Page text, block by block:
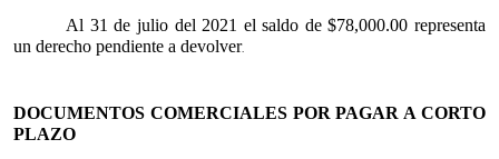
Al 31 de julio del 2021 el saldo de $78,000.00 representa
un derecho pendiente a devolver.
DOCUMENTOS COMERCIALES POR PAGAR A CORTO
PLAZO